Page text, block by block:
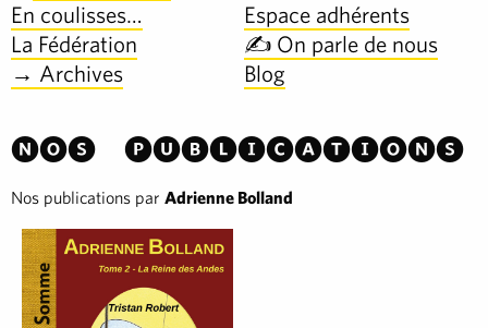
En coulisses…
Espace adhérents
La Fédération
✍️ On parle de nous
→ Archives
Blog
Nos publications
Nos publications par Adrienne Bolland